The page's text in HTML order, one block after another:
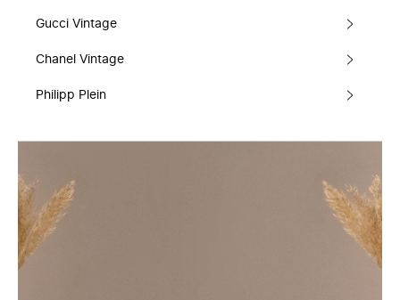
Gucci Vintage
Chanel Vintage
Philipp Plein